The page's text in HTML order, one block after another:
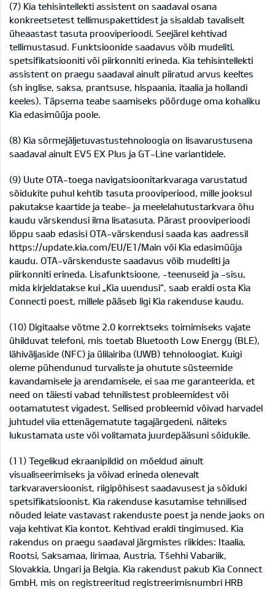
(7) Kia tehisintellekti assistent on saadaval osana
konkreetsetest tellimuspakettidest ja sisaldab tavaliselt
üheaastast tasuta prooviperioodi. Seejärel kehtivad
tellimustasud. Funktsioonide saadavus võib mudeliti,
spetsifikatsiooniti või piirkonniti erineda. Kia tehisintellekti
assistent on praegu saadaval ainult piiratud arvus keeltes
(sh inglise, saksa, prantsuse, hispaania, itaalia ja hollandi
keeles). Täpsema teabe saamiseks pöörduge oma kohaliku
Kia edasimüüja poole.
(8) Kia sõrmejäljetuvastustehnoloogia on lisavarustusena
saadaval ainult EV5 EX Plus ja GT-Line variantidele.
(9) Uute OTA-toega navigatsioonitarkvaraga varustatud
sõidukite puhul kehtib tasuta prooviperiood, mille jooksul
pakutakse kaartide ja teabe- ja meelelahutustarkvara õhu
kaudu värskendusi ilma lisatasuta. Pärast prooviperioodi
lõppu saab edasisi OTA-värskendusi saada kas aadressil
https://update.kia.com/EU/E1/Main või Kia edasimüüja
kaudu. OTA-värskenduste saadavus võib mudeliti ja
piirkonniti erineda. Lisafunktsioone, -teenuseid ja -sisu,
mida kirjeldatakse kui „Kia uuendusi“, saab eraldi osta Kia
Connecti poest, millele pääseb ligi Kia rakenduse kaudu.
(10) Digitaalse võtme 2.0 korrektseks toimimiseks vajate
ühilduvat telefoni, mis toetab Bluetooth Low Energy (BLE),
lähiväljaside (NFC) ja ülilairiba (UWB) tehnoloogiat. Kuigi
oleme pühendunud turvaliste ja ohutute süsteemide
kavandamisele ja arendamisele, ei saa me garanteerida, et
need on täiesti vabad tehnilistest probleemidest või
ootamatutest vigadest. Sellised probleemid võivad harvadel
juhtudel viia ettenägematute tagajärgedeni, näiteks
lukustamata uste või volitamata juurdepääsuni sõidukile.
(11) Tegelikud ekraanipildid on mõeldud ainult
visualiseerimiseks ja võivad erineda olenevalt
tarkvaraversioonist, riigipõhisest saadavusest ja sõiduki
spetsifikatsioonist. Kia rakenduse kasutamise tehnilised
nõuded leiate vastavast rakenduste poest ja nende jaoks on
vaja kehtivat Kia kontot. Kehtivad eraldi tingimused. Kia
rakendus on praegu saadaval järgmistes riikides: Itaalia,
Rootsi, Saksamaa, Iirimaa, Austria, Tšehhi Vabariik,
Slovakkia, Ungari ja Belgia. Kia rakendust pakub Kia Connect
GmbH, mis on registreeritud registreerimisnumbri HRB